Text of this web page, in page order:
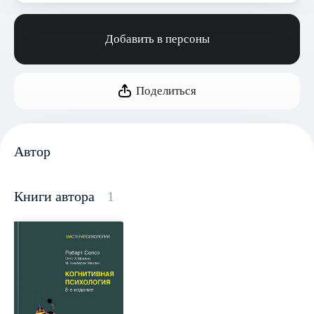
Добавить в персоны
Поделиться
Автор
Книги автора 1